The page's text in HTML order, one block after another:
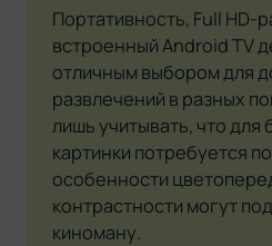
Портативность, Full HD-
встроенный Android TV
отличным выбором для
развлечений в разных
лишь учитывать, что
картинки потребуется
особенности
контрастности могут
киноману.